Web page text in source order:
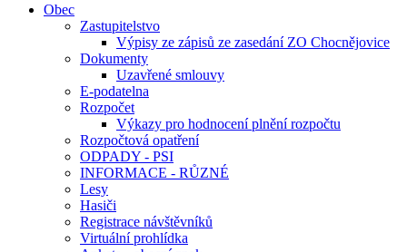
Obec
Zastupitelstvo
Výpisy ze zápisů ze zasedání ZO Chocnějovice
Dokumenty
Uzavřené smlouvy
E-podatelna
Rozpočet
Výkazy pro hodnocení plnění rozpočtu
Rozpočtová opatření
ODPADY - PSI
INFORMACE - RŮZNÉ
Lesy
Hasiči
Registrace návštěvníků
Virtuální prohlídka